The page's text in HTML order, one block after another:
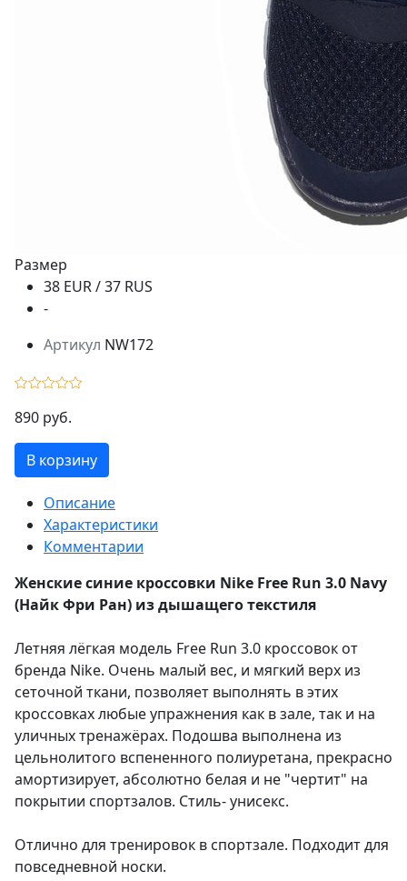
Размер
38 EUR / 37 RUS
-
Артикул NW172
890 руб.
В корзину
Описание
Характеристики
Комментарии
Женские синие кроссовки Nike Free Run 3.0 Navy
(Найк Фри Ран) из дышащего текстиля
Летняя лёгкая модель Free Run 3.0 кроссовок от
бренда Nike. Очень малый вес, и мягкий верх из
сеточной ткани, позволяет выполнять в этих
кроссовках любые упражнения как в зале, так и на
уличных тренажёрах. Подошва выполнена из
цельнолитого вспененного полиуретана, прекрасно
амортизирует, абсолютно белая и не "чертит" на
покрытии спортзалов. Стиль- унисекс.
Отлично для тренировок в спортзале. Подходит для
повседневной носки.